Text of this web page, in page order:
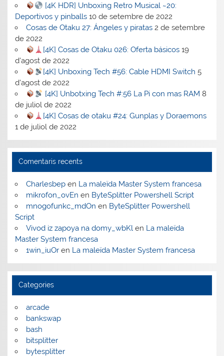
[4K HDR] Unboxing Retro Musical ~20:
Deportivos y pinballs 10 de setembre de 2022
Cosas de Otaku 27: Ángeles y piratas 2 de setembre
de 2022
[4K] Cosas de Otaku 026: Oferta básicos 19
d'agost de 2022
[4K] Unboxing Tech #56: Cable HDMI Switch 5
d'agost de 2022
[4K] Unbotxing Tech #:56 La Pi con mas RAM 8
de juliol de 2022
[4K] Cosas de otaku #24: Gunplas y Doraemons
1 de juliol de 2022
Comentaris recents
Charlesbepen La maleïda Master System francesa
mikrofon_ovEn en ByteSplitter Powershell Script
mnogofunkc_mdOn en ByteSplitter Powershell
Script
Vivod iz zapoya na domy_wbKlen La maleïda
Master System francesa
1win_iuOren La maleïda Master System francesa
Categories
arcade
bankswap
bash
bitsplitter
bytesplitter